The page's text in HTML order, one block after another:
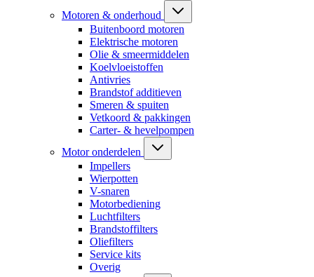
Motoren & onderhoud
Buitenboord motoren
Elektrische motoren
Olie & smeermiddelen
Koelvloeistoffen
Antivries
Brandstof additieven
Smeren & spuiten
Vetkoord & pakkingen
Carter- & hevelpompen
Motor onderdelen
Impellers
Wierpotten
V-snaren
Motorbediening
Luchtfilters
Brandstoffilters
Oliefilters
Service kits
Overig